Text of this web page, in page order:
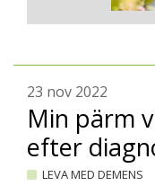
23 nov 2022
Min pärm
efter
LEVA MED DEMENS